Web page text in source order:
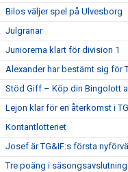
Bilos väljer spel på Ulvesborg
Julgranar
Juniorerna klart för division 1
Alexander har bestämt sig för
Stöd Giff – Köp din Bingolott
Lejon klar för en återkomst i
Kontantlotteriet
Josef är TG&IF:s första
Tre poäng i